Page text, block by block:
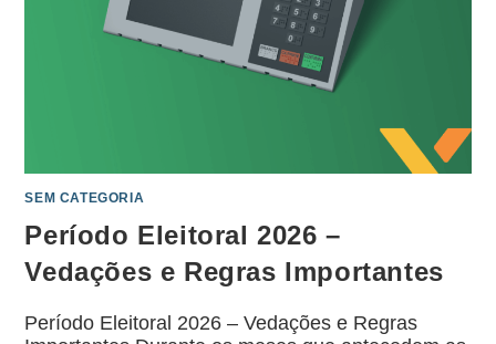
SEM CATEGORIA
Período Eleitoral 2026 –
Vedações e Regras Importantes
Período Eleitoral 2026 – Vedações e Regras